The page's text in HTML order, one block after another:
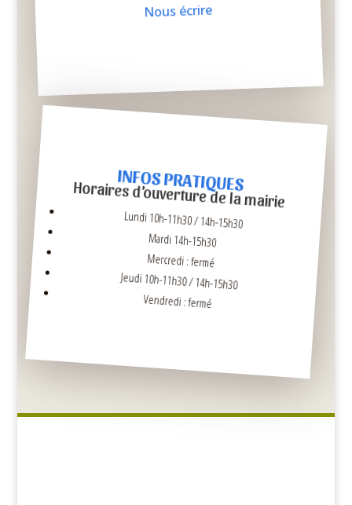
Nous écrire
INFOS PRATIQUES
Horaires d’ouverture de la mairie
Lundi 10h-11h30 / 14h-15h30
Mardi 14h-15h30
Mercredi : fermé
Jeudi 10h-11h30 / 14h-15h30
Vendredi : fermé